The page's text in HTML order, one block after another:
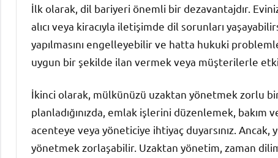
İlk olarak, dil bariyeri önemli bir dezavantajdır.
alıcı veya kiracıyla iletişimde dil sorunları
yapılmasını engelleyebilir ve hatta hukuki
uygun bir şekilde ilan vermek veya müşterilerle
İkinci olarak, mülkünüzü uzaktan yönetmek zorlu
planladığınızda, emlak işlerini düzenlemek, bakım
acenteye veya yöneticiye ihtiyaç duyarsınız.
yönetmek zorlaşabilir. Uzaktan yönetim, zaman